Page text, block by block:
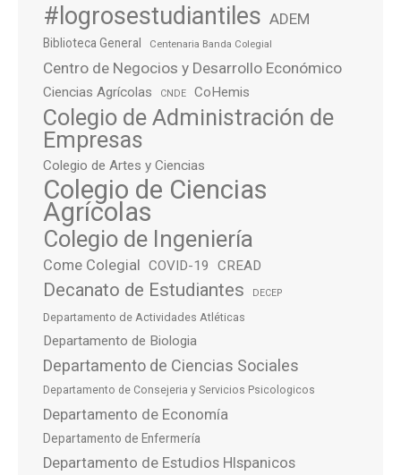
#logrosestudiantiles ADEM
Biblioteca General Centenaria Banda Colegial
Centro de Negocios y Desarrollo Económico
Ciencias Agrícolas CNDE CoHemis
Colegio de Administración de
Empresas
Colegio de Artes y Ciencias
Colegio de Ciencias
Agrícolas
Colegio de Ingeniería
Come Colegial COVID-19 CREAD
Decanato de Estudiantes DECEP
Departamento de Actividades Atléticas
Departamento de Biologia
Departamento de Ciencias Sociales
Departamento de Consejeria y Servicios Psicologicos
Departamento de Economía
Departamento de Enfermería
Departamento de Estudios HIspanicos